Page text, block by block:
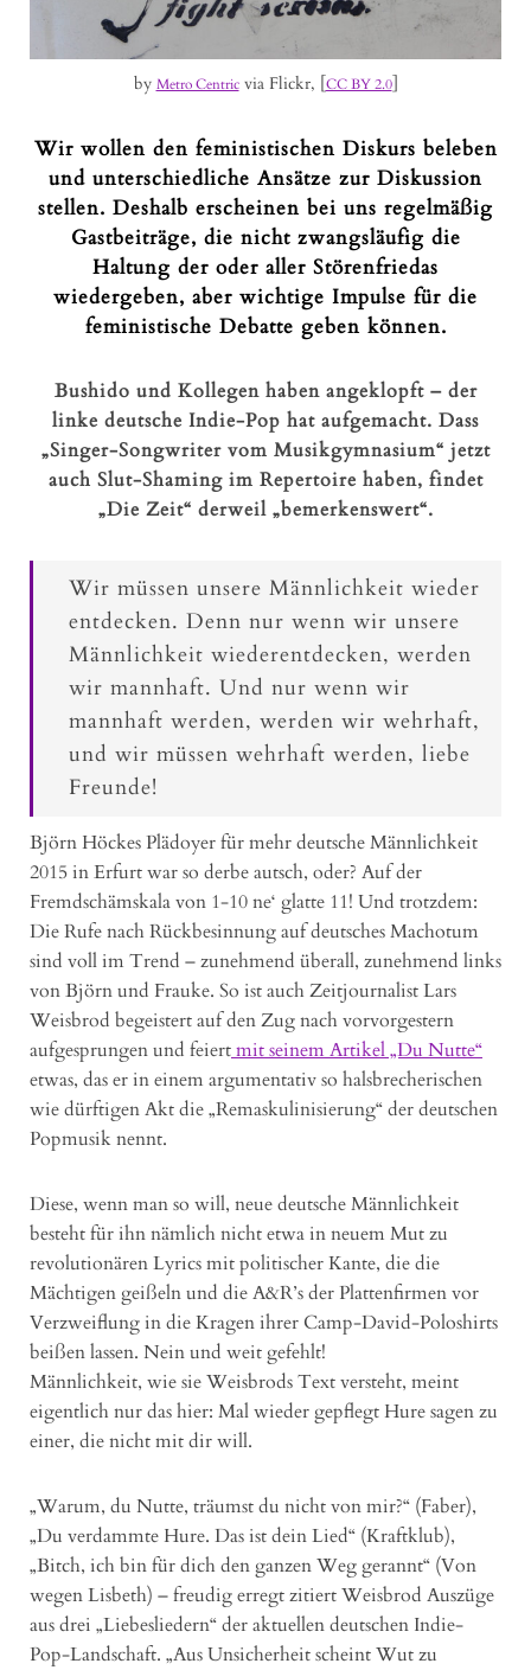
by Metro Centricvia Flickr, [ CC BY 2.0]
Wir wollen den feministischen Diskurs beleben
und unterschiedliche Ansätze zur Diskussion
stellen. Deshalb erscheinen bei uns regelmäßig
Gastbeiträge, die nicht zwangsläufig die
Haltung der oder aller Störenfriedas
wiedergeben, aber wichtige Impulse für die
feministische Debatte geben können.
Bushido und Kollegen haben angeklopft – der
linke deutsche Indie-Pop hat aufgemacht. Dass
„Singer-Songwriter vom Musikgymnasium“ jetzt
auch Slut-Shaming im Repertoire haben, findet
„Die Zeit“ derweil „bemerkenswert“.
Wir müssen unsere Männlichkeit wieder
entdecken. Denn nur wenn wir unsere
Männlichkeit wiederentdecken, werden
wir mannhaft. Und nur wenn wir
mannhaft werden, werden wir wehrhaft,
und wir müssen wehrhaft werden, liebe
Freunde!
Björn Höckes Plädoyer für mehr deutsche Männlichkeit
2015 in Erfurt war so derbe autsch, oder? Auf der
Fremdschämskala von 1-10 ne‘ glatte 11! Und trotzdem:
Die Rufe nach Rückbesinnung auf deutsches Machotum
sind voll im Trend – zunehmend überall, zunehmend links
von Björn und Frauke. So ist auch Zeitjournalist Lars
Weisbrod begeistert auf den Zug nach vorvorgestern
aufgesprungen und feiertmit seinem Artikel „Du Nutte“
etwas, das er in einem argumentativ so halsbrecherischen
wie dürftigen Akt die „Remaskulinisierung“ der deutschen
Popmusik nennt.
Diese, wenn man so will, neue deutsche Männlichkeit
besteht für ihn nämlich nicht etwa in neuem Mut zu
revolutionären Lyrics mit politischer Kante, die die
Mächtigen geißeln und die A&R’s der Plattenfirmen vor
Verzweiflung in die Kragen ihrer Camp-David-Poloshirts
beißen lassen. Nein und weit gefehlt!
Männlichkeit, wie sie Weisbrods Text versteht, meint
eigentlich nur das hier: Mal wieder gepflegt Hure sagen zu
einer, die nicht mit dir will.
„Warum, du Nutte, träumst du nicht von mir?“ (Faber),
„Du verdammte Hure. Das ist dein Lied“ (Kraftklub),
„Bitch, ich bin für dich den ganzen Weg gerannt“ (Von
wegen Lisbeth) – freudig erregt zitiert Weisbrod Auszüge
aus drei „Liebesliedern“ der aktuellen deutschen Indie-
Pop-Landschaft. „Aus Unsicherheit scheint Wut zu